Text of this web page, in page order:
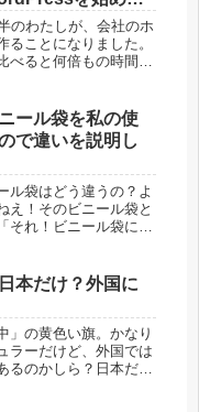
のわたしが、会社のホ
ることになりました。
べると何倍もの時間を
ール袋を私の使
で違いを説明し
ル袋はどう違うの？よ
え！そのビニール袋と
それ！ビニール袋に入
「ナイロン袋」なんて
す・「ポリ袋」と言う
本だけ？外国に
」の黄色い旗。かなり
ラーだけど、外国では
るのかしら？日本だけ